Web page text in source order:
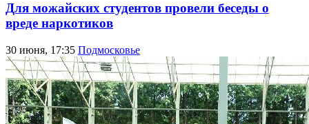
Для можайских студентов провели беседы о
вреде наркотиков
30 июня, 17:35 Подмосковье